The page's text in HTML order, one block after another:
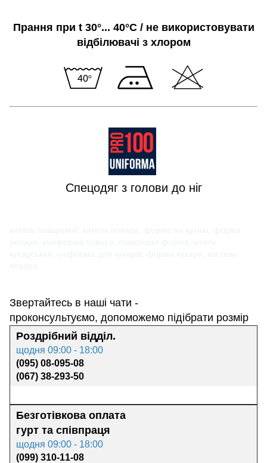
Прання при t 30°... 40°C / не використовувати
відбілювачі з хлором
Спецодяг з голови до ніг
Звертайтесь в наші чати -
проконсультуємо, допоможемо підібрати розмір
Роздрібний відділ.
щодня 09:00 - 18:00
(095) 08-095-08
(067) 38-293-50
Безготівкова оплата
гурт та співпраця
щодня 09:00 - 18:00
(099) 310-11-08